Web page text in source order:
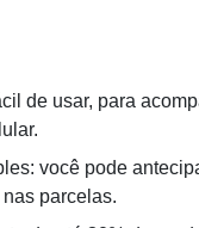
de usar, para
você pode
parcelas.